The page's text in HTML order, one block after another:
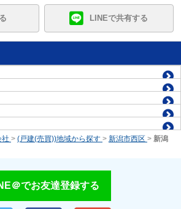
LINEで共有する
> (戸建(売買))地域から探す > 新潟市西区 > 新潟
＠でお友達登録する